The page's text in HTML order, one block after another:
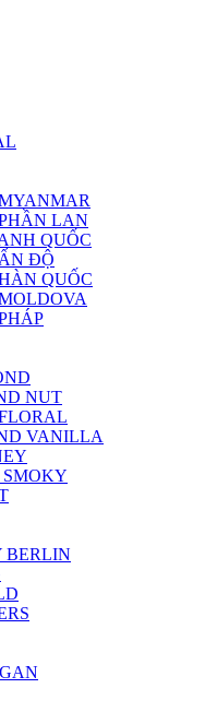
LAN
QUỐC
ĐỘ
QUỐC
NUT
VANILLA
BERLIN